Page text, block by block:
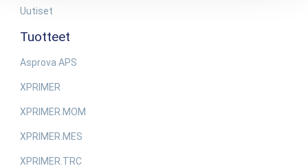
Uutiset
Tuotteet
Asprova APS
XPRIMER
XPRIMER.MOM
XPRIMER.MES
XPRIMER.TRC